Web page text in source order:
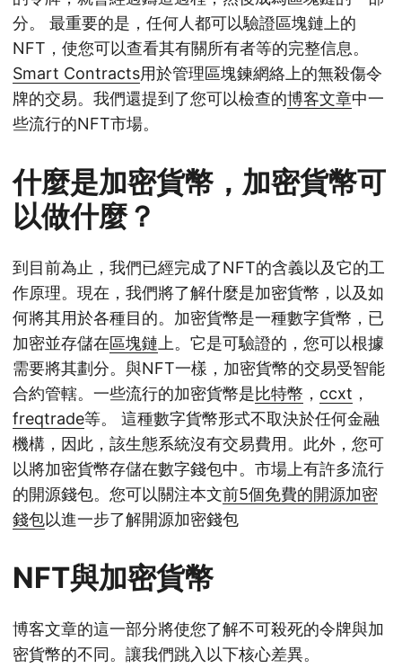
分。 最重要的是，任何人都可以驗證區塊鏈上的
NFT，使您可以查看其有關所有者等的完整信息。
Smart Contracts用於管理區塊鍊網絡上的無殺傷令
牌的交易。我們還提到了您可以檢查的博客文章中一
些流行的NFT市場。
什麼是加密貨幣，加密貨幣可
以做什麼？
到目前為止，我們已經完成了NFT的含義以及它的工
作原理。現在，我們將了解什麼是加密貨幣，以及如
何將其用於各種目的。加密貨幣是一種數字貨幣，已
加密並存儲在區塊鏈 上。它是可驗證的，您可以根據
需要將其劃分。與NFT一樣，加密貨幣的交易受智能
合約管轄。一些流行的加密貨幣是比特幣 ， ccxt ，
freqtrade等。 這種數字貨幣形式不取決於任何金融
機構，因此，該生態系統沒有交易費用。此外，您可
以將加密貨幣存儲在數字錢包中。市場上有許多流行
的開源錢包。您可以關注本文前5個免費的開源加密
錢包以進一步了解開源加密錢包
NFT與加密貨幣
博客文章的這一部分將使您了解不可殺死的令牌與加
密貨幣的不同。讓我們跳入以下核心差異。